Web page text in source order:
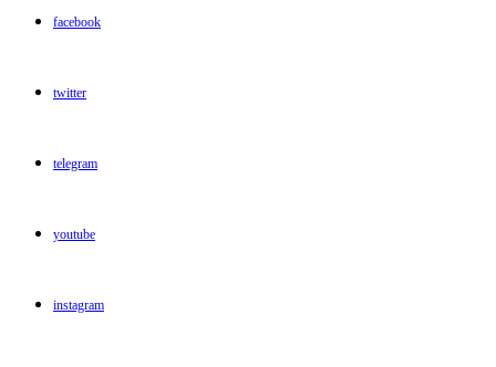
facebook
twitter
telegram
youtube
instagram